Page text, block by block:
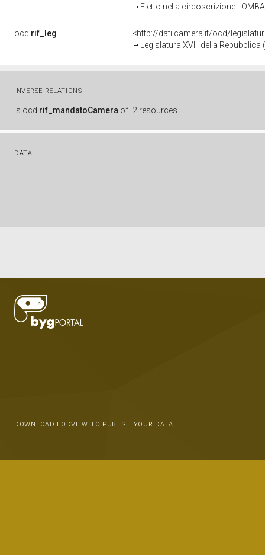
Eletto nella circoscrizione
ocd:rif_leg
<http://dati.camera.it/ocd/
Legislatura XVIII della
INVERSE RELATIONS
is ocd:rif_mandatoCamera of 2 resources
DATA
DOWNLOAD LODVIEW TO PUBLISH YOUR DATA